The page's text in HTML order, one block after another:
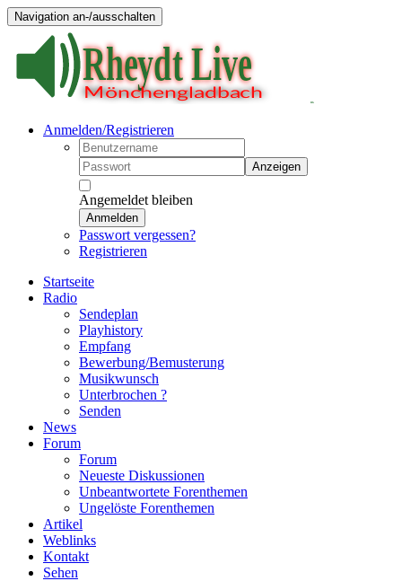
Navigation an-/ausschalten
Anmelden/Registrieren
Anzeigen
Angemeldet bleiben
Anmelden
Passwort vergessen?
Registrieren
Startseite
Radio
Sendeplan
Playhistory
Empfang
Bewerbung/Bemusterung
Musikwunsch
Unterbrochen ?
Senden
News
Forum
Forum
Neueste Diskussionen
Unbeantwortete Forenthemen
Ungelöste Forenthemen
Artikel
Weblinks
Kontakt
Sehen